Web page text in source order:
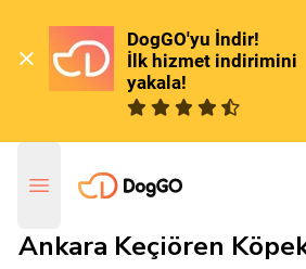
DogGO'yu İndir!
İlk hizmet indirimini
yakala!
Ankara Keçiören